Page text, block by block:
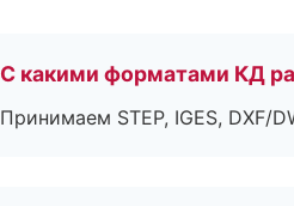
С какими форматами КД
Принимаем STEP, IGES, DXF/